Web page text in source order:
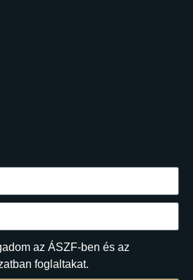
az ÁSZF-ben és az
foglaltakat.